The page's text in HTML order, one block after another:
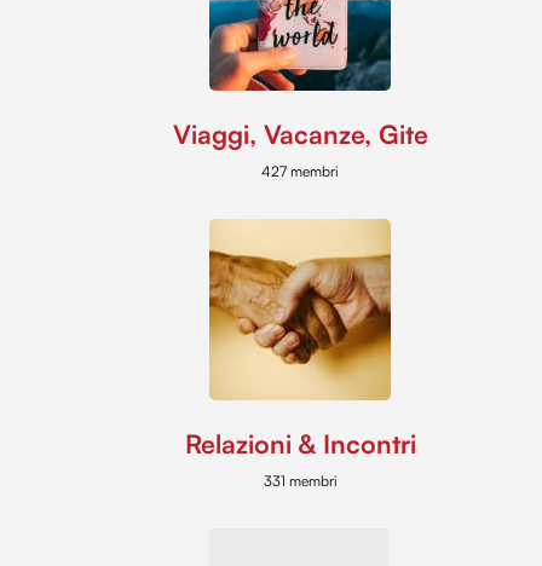
Viaggi, Vacanze, Gite
427 membri
Relazioni & Incontri
331 membri